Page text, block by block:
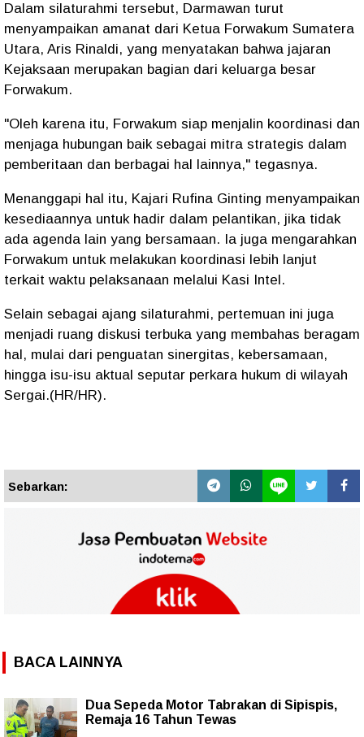
Dalam silaturahmi tersebut, Darmawan turut
menyampaikan amanat dari Ketua Forwakum Sumatera
Utara, Aris Rinaldi, yang menyatakan bahwa jajaran
Kejaksaan merupakan bagian dari keluarga besar
Forwakum.
"Oleh karena itu, Forwakum siap menjalin koordinasi dan
menjaga hubungan baik sebagai mitra strategis dalam
pemberitaan dan berbagai hal lainnya," tegasnya.
Menanggapi hal itu, Kajari Rufina Ginting menyampaikan
kesediaannya untuk hadir dalam pelantikan, jika tidak
ada agenda lain yang bersamaan. Ia juga mengarahkan
Forwakum untuk melakukan koordinasi lebih lanjut
terkait waktu pelaksanaan melalui Kasi Intel.
Selain sebagai ajang silaturahmi, pertemuan ini juga
menjadi ruang diskusi terbuka yang membahas beragam
hal, mulai dari penguatan sinergitas, kebersamaan,
hingga isu-isu aktual seputar perkara hukum di wilayah
Sergai.(HR/HR).
Sebarkan:
BACA LAINNYA
Dua Sepeda Motor Tabrakan di Sipispis,
Remaja 16 Tahun Tewas